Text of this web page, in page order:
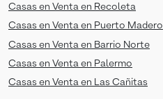
Casas en Venta en Recoleta
Casas en Venta en Puerto Madero
Casas en Venta en Barrio Norte
Casas en Venta en Palermo
Casas en Venta en Las Cañitas